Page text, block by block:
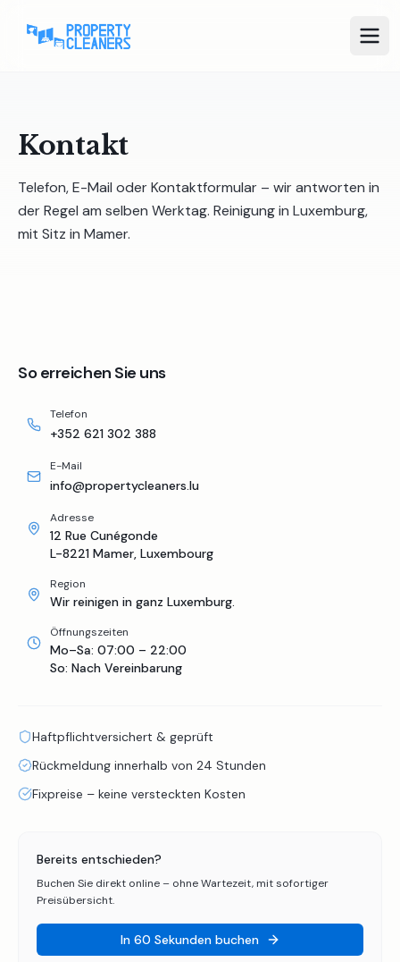
Kontakt
Telefon, E-Mail oder Kontaktformular – wir antworten in
der Regel am selben Werktag. Reinigung in Luxemburg,
mit Sitz in Mamer.
So erreichen Sie uns
Telefon
+352 621 302 388
E-Mail
info@propertycleaners.lu
Adresse
12 Rue Cunégonde
L-8221 Mamer, Luxembourg
Region
Wir reinigen in ganz Luxemburg.
Öffnungszeiten
Mo–Sa: 07:00 – 22:00
So: Nach Vereinbarung
Haftpflichtversichert & geprüft
Rückmeldung innerhalb von 24 Stunden
Fixpreise – keine versteckten Kosten
Bereits entschieden?
Buchen Sie direkt online – ohne Wartezeit, mit sofortiger
Preisübersicht.
In 60 Sekunden buchen